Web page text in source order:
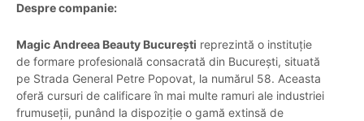
Despre companie:
Magic Andreea Beauty București reprezintă o instituție
de formare profesională consacrată din București, situată
pe Strada General Petre Popovat, la numărul 58. Aceasta
oferă cursuri de calificare în mai multe ramuri ale industriei
frumuseții, punând la dispoziție o gamă extinsă de